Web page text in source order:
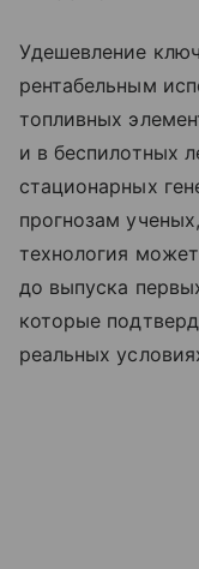
Удешевление
рентабельным
топливных
и в беспилотных
стационарных
прогнозам
технология
до выпуска
которые
реальных